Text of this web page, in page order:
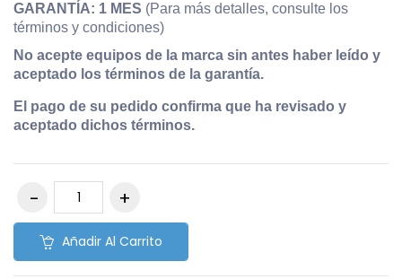
GARANTÍA: 1 MES (Para más detalles, consulte los
términos y condiciones)
No acepte equipos de la marca sin antes haber leído y
aceptado los términos de la garantía.
El pago de su pedido confirma que ha revisado y
aceptado dichos términos.
Añadir Al Carrito